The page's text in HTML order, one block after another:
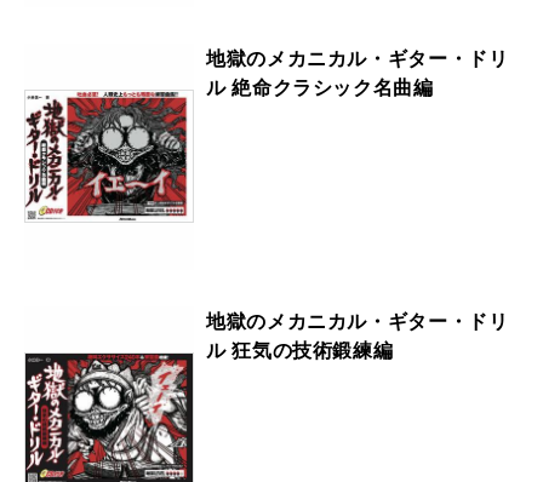
地獄のメカニカル・ギター・ドリ
ル 絶命クラシック名曲編
地獄のメカニカル・ギター・ドリ
ル 狂気の技術鍛練編